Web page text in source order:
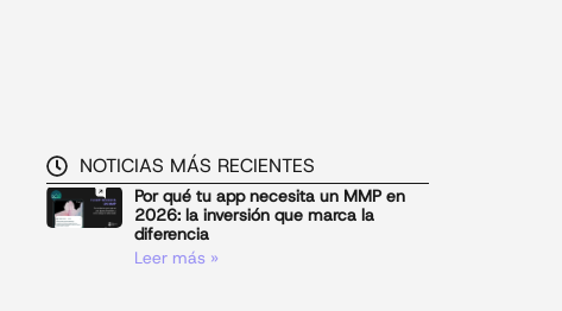
NOTICIAS MÁS RECIENTES
Por qué tu app necesita un MMP en
2026: la inversión que marca la
diferencia
Leer más »